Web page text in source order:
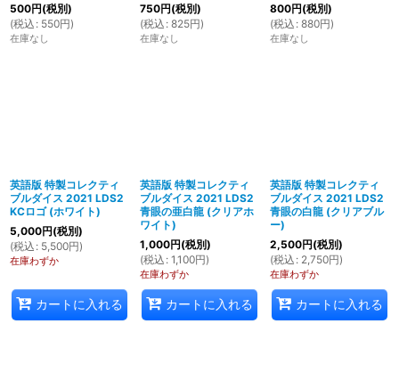
500円(税別)
(税込 : 550円)
在庫なし
750円(税別)
(税込 : 825円)
在庫なし
800円(税別)
(税込 : 880円)
在庫なし
英語版 特製コレクティ
ブルダイス 2021 LDS2
KCロゴ (ホワイト)
5,000円(税別)
(税込 : 5,500円)
在庫わずか
カートに入れる
英語版 特製コレクティ
ブルダイス 2021 LDS2
青眼の亜白龍 (クリアホ
ワイト)
1,000円(税別)
(税込 : 1,100円)
在庫わずか
カートに入れる
英語版 特製コレクティ
ブルダイス 2021 LDS2
青眼の白龍 (クリアブル
ー)
2,500円(税別)
(税込 : 2,750円)
在庫わずか
カートに入れる